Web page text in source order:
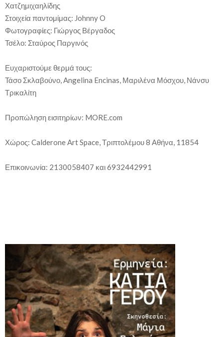
Χατζημιχαηλίδης
Στοιχεία παντομίμας: Johnny O
Φωτογραφίες: Γιώργος Βέργαδος
Τσέλο: Σταύρος Παργινός
Ευχαριστούμε θερμά τους:
Τάσο Σκλαβούνο, Angelina Encinas, Μαριλένα Μόσχου, Νάνσυ
Τρικαλίτη
Προπώληση εισιτηρίων: MORE.com
Χώρος: Calderone Art Space, Τριπτολέμου 8 Αθήνα, 11854
Επικοινωνία: 2130058407 και 6932442991